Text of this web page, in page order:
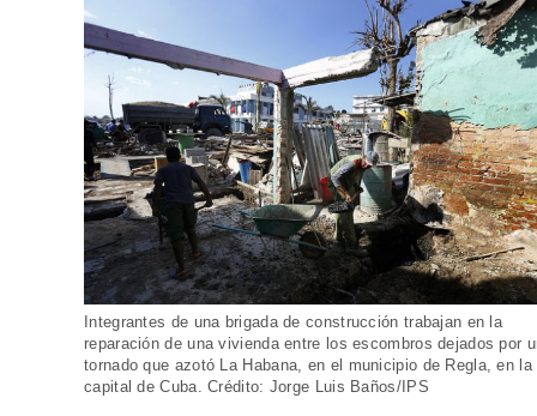
Integrantes de una brigada de construcción trabajan en la
reparación de una vivienda entre los escombros dejados por
tornado que azotó La Habana, en el municipio de Regla, en la
capital de Cuba. Crédito: Jorge Luis Baños/IPS